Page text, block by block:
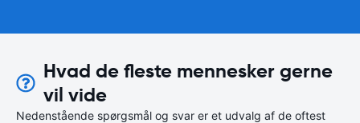
Hvad de fleste mennesker gerne
vil vide
Nedenstående spørgsmål og svar er et udvalg af de oftest